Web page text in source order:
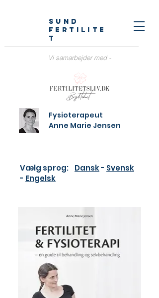
Fysioterapeut
Anne Marie Jensen
sund
fertilite
t
Vi samarbejder med -
Vælg sprog: Dansk- Svensk
- Engelsk